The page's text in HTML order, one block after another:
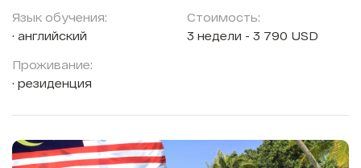
Язык обучения:
английский
Проживание:
резиденция
Стоимость:
3 недели - 3 790 USD